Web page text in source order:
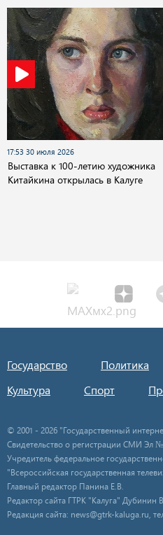
17:53 30 июля 2026
Выставка к 100-летию художника
Китайкина открылась в Калуге
Государство Политика
Культура
Спорт
© 2001 - 2026 "Государственный
Свидетельство о регистрации СМИ Эл №
Учредитель федеральное
"Всероссийская государственная
Главный редактор Панина Е.В.
Редактор сайта ГТРК "Калуга" Дубинин
Редакция сайта: news@gtrk-kaluga.ru,